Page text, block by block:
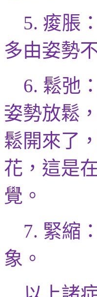
5. 痠脹：
多由姿勢
6. 鬆弛：
姿勢放鬆
鬆開來了
花，這是
覺。
7. 緊縮：
象。